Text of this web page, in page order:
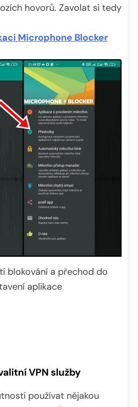
hovorů. Zavolat si tedy
Microphone Blocker
blokování a přechod do
aplikace
VPN služby
používat nějakou